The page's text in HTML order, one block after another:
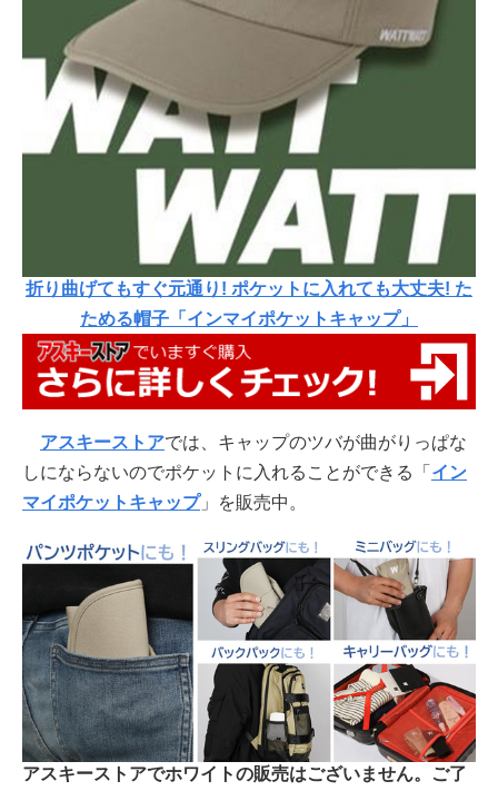
折り曲げてもすぐ元通り! ポケットに入れても大丈夫! た
ためる帽子「インマイポケットキャップ」
アスキーストアでは、キャップのツバが曲がりっぱな
しにならないのでポケットに入れることができる「 イン
マイポケットキャップ」を販売中。
アスキーストアでホワイトの販売はございません。ご了